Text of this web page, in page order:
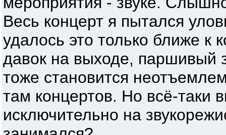
Весь концерт я пытался
удалось это только ближе к
давок на выходе, паршивый
тоже становится
там концертов. Но всё-таки
исключительно на